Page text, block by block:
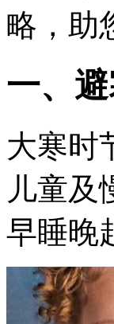
略，助
一、
大寒时
儿童及
早睡晚